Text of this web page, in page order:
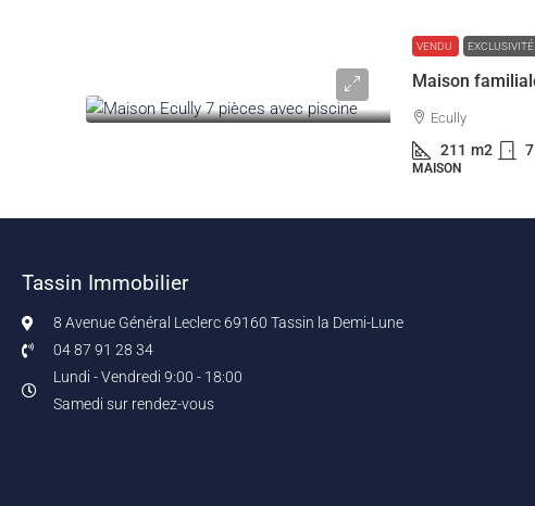
VENDU EXCLUSIVITÉ
Ecully
211 m2 7
MAISON
Tassin Immobilier
8 Avenue Général Leclerc 69160 Tassin la Demi-Lune
04 87 91 28 34
Lundi - Vendredi 9:00 - 18:00
Samedi sur rendez-vous